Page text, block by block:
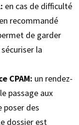
en cas de difficulté
recommandé
de garder
la
CPAM: un rendez-
passage aux
poser des
dossier est